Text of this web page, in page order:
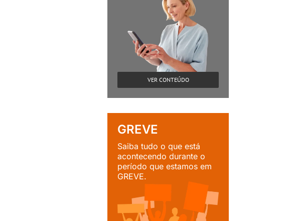
VER CONTEÚDO
GREVE
Saiba tudo o que está
acontecendo durante o
período que estamos em
GREVE.